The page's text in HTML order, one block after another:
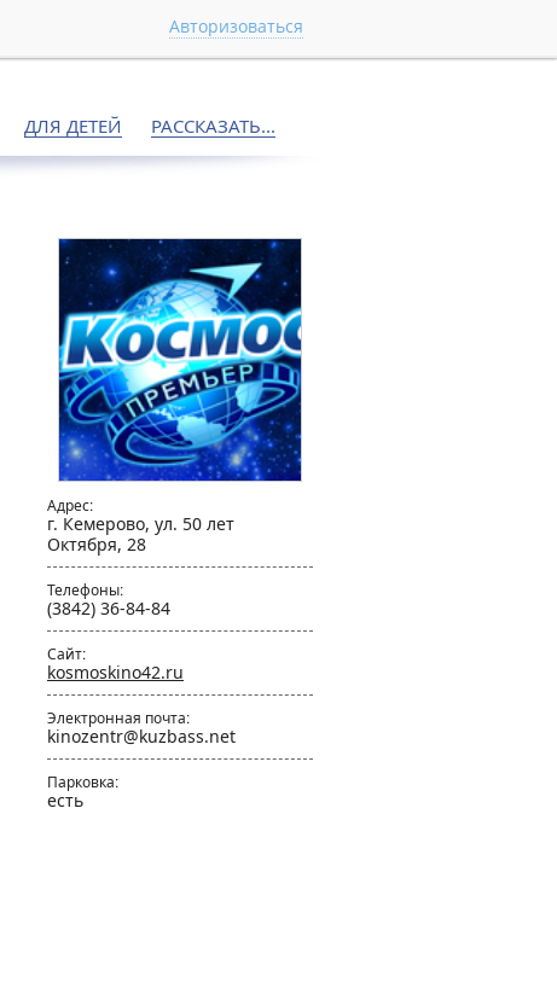
Авторизоваться
ДЛЯ ДЕТЕЙ РАССКАЗАТЬ...
Адрес:
г. Кемерово, ул. 50 лет
Октября, 28
Телефоны:
(3842) 36-84-84
Сайт:
kosmoskino42.ru
Электронная почта:
kinozentr@kuzbass.net
Парковка:
есть